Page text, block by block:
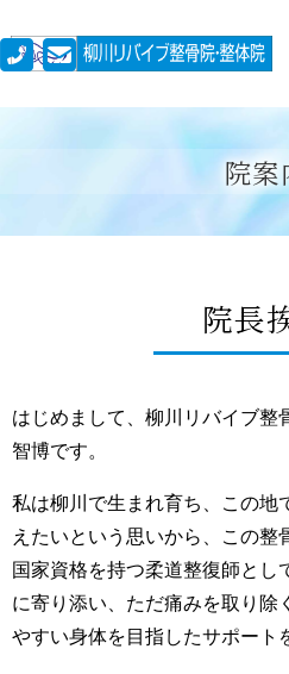
院案
院長
はじめまして、柳川リバイブ整
智博です。
私は柳川で生まれ育ち、この地
えたいという思いから、この整
国家資格を持つ柔道整復師とし
に寄り添い、ただ痛みを取り除
やすい身体を目指したサポート